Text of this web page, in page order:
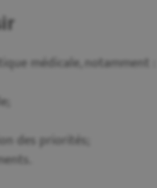
médicale, notamment :
des priorités;